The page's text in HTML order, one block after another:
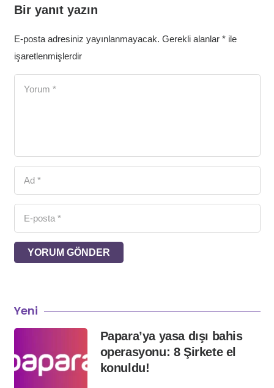
Bir yanıt yazın
E-posta adresiniz yayınlanmayacak. Gerekli alanlar *ile
işaretlenmişlerdir
YORUM GÖNDER
Yeni
Papara’ya yasa dışı bahis
operasyonu: 8 Şirkete el
konuldu!